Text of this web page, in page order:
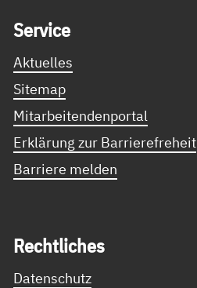
Ser­vice
Aktuelles
Sitemap
Mitarbeitendenportal
Erklärung zur Barrierefreheit
Barriere melden
Recht­li­ches
Datenschutz